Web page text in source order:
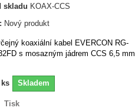
skladu KOAX-CCS
Nový produkt
koaxiální kabel EVERCON RG-
s mosazným jádrem CCS 6,5 mm
ks Skladem
Tisk